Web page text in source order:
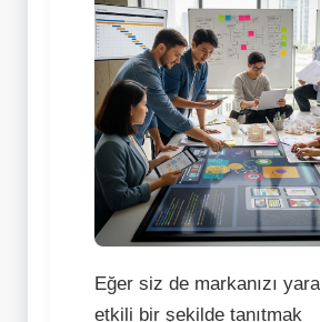
Eğer siz de markanızı
etkili bir şekilde tanıtmak